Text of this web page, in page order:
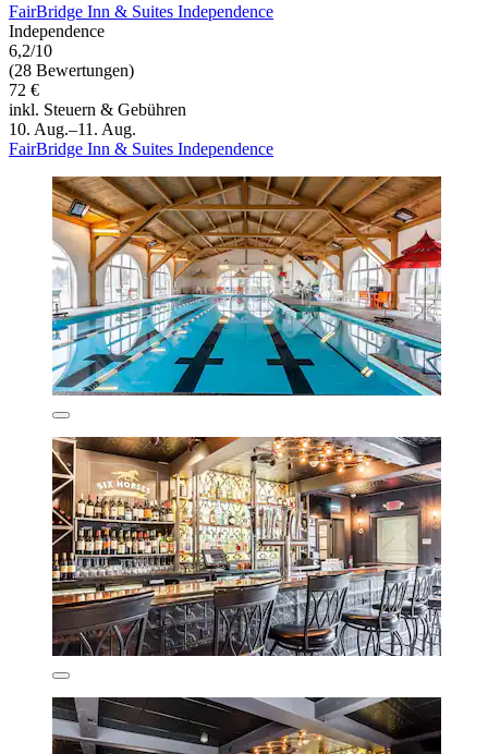
FairBridge Inn & Suites Independence
Independence
6,2/10
(28 Bewertungen)
72 €
inkl. Steuern & Gebühren
10. Aug.–11. Aug.
FairBridge Inn & Suites Independence